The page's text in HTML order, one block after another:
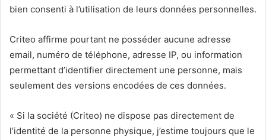
bien consenti à l’utilisation de leurs données personnelles.
Criteo affirme pourtant ne posséder aucune adresse
email, numéro de téléphone, adresse IP, ou information
permettant d’identifier directement une personne, mais
seulement des versions encodées de ces données.
« Si la société (Criteo) ne dispose pas directement de
l’identité de la personne physique, j’estime toujours que le